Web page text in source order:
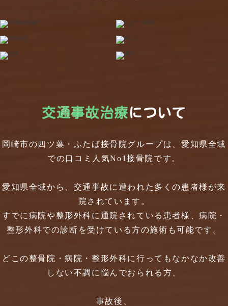
交通事故治療について
岡崎市の四ツ葉・ふたば接骨院グループは、愛知県全域
での口コミ人気No1接骨院です。
愛知県全域から、交通事故に遭われた多くの患者様が来
院されています。
すでに病院や整形外科に通院されている患者様、病院・
整形外科での診断を受けている方の施術も可能です。
どこの整骨院・病院・整形外科に行ってもなかなか改善
しない不調に悩んでおられる方、
事故後、